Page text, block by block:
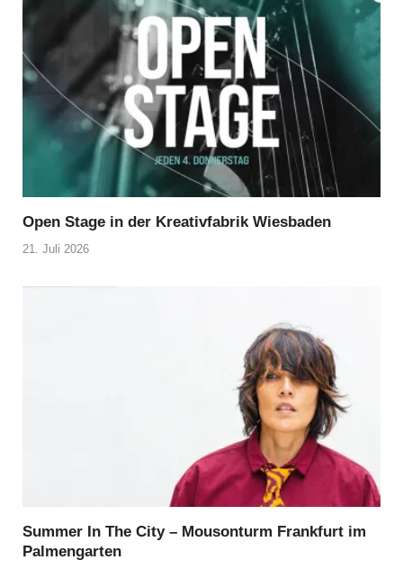
Open Stage in der Kreativfabrik Wiesbaden
21. Juli 2026
Summer In The City – Mousonturm Frankfurt im
Palmengarten